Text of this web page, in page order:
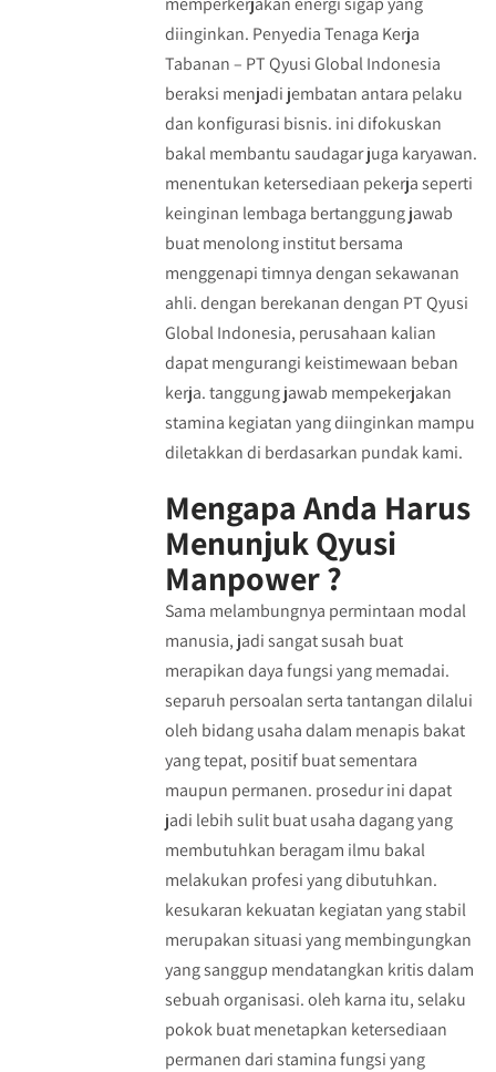
diinginkan. Penyedia Tenaga Kerja
Tabanan – PT Qyusi Global Indonesia
beraksi menjadi jembatan antara pelaku
dan konfigurasi bisnis. ini difokuskan
bakal membantu saudagar juga karyawan.
menentukan ketersediaan pekerja seperti
keinginan lembaga bertanggung jawab
buat menolong institut bersama
menggenapi timnya dengan sekawanan
ahli. dengan berekanan dengan PT Qyusi
Global Indonesia, perusahaan kalian
dapat mengurangi keistimewaan beban
kerja. tanggung jawab mempekerjakan
stamina kegiatan yang diinginkan mampu
diletakkan di berdasarkan pundak kami.
Mengapa Anda Harus
Menunjuk Qyusi
Manpower ?
Sama melambungnya permintaan modal
manusia, jadi sangat susah buat
merapikan daya fungsi yang memadai.
separuh persoalan serta tantangan dilalui
oleh bidang usaha dalam menapis bakat
yang tepat, positif buat sementara
maupun permanen. prosedur ini dapat
jadi lebih sulit buat usaha dagang yang
membutuhkan beragam ilmu bakal
melakukan profesi yang dibutuhkan.
kesukaran kekuatan kegiatan yang stabil
merupakan situasi yang membingungkan
yang sanggup mendatangkan kritis dalam
sebuah organisasi. oleh karna itu, selaku
pokok buat menetapkan ketersediaan
permanen dari stamina fungsi yang